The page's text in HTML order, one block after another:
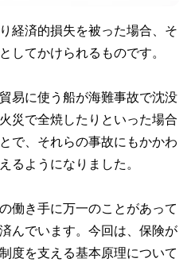
経済的損失を被った場合、そ
してかけられるものです。
易に使う船が海難事故で沈没
災で全焼したりといった場合
で、それらの事故にもかかわ
るようになりました。
働き手に万一のことがあって
んでいます。今回は、保険が
度を支える基本原理について